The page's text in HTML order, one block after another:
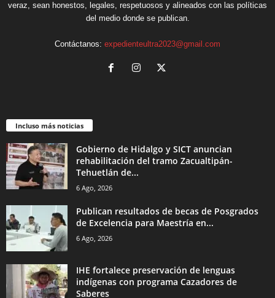
veraz, sean honestos, legales, respetuosos y alineados con las políticas
del medio donde se publican.
Contáctanos: expedienteultra2023@gmail.com
Incluso más noticias
Gobierno de Hidalgo y SICT anuncian
rehabilitación del tramo Zacualtipán-
Tehuetlán de...
6 Ago, 2026
Publican resultados de becas de Posgrados
de Excelencia para Maestría en...
6 Ago, 2026
IHE fortalece preservación de lenguas
indígenas con programa Cazadores de
Saberes